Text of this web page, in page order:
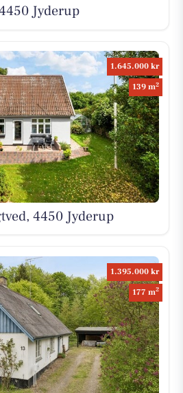
Jyderup
1.645.000 kr
139 m2
4450 Jyderup
1.395.000 kr
177 m2